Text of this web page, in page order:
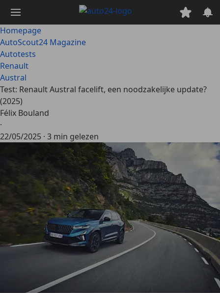
naar
hoofdinhoud
Homepage
AutoScout24 Magazine
Autotests
Renault
Austral
Test: Renault Austral facelift, een noodzakelijke update?
(2025)
Félix Bouland
·
22/05/2025 · 3 min gelezen